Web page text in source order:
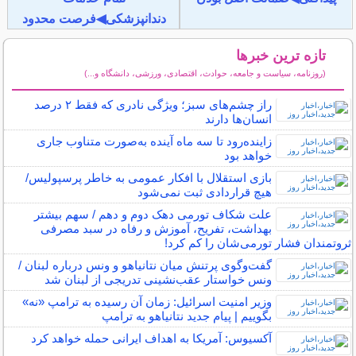
دندانپزشکی◀فرصت محدود
تازه ترین خبرها
(روزنامه، سیاست و جامعه، حوادث، اقتصادی، ورزشی، دانشگاه و...)
راز چشم‌های سبز؛ ویژگی نادری که فقط ۲ درصد
انسان‌ها دارند
زاینده‌رود تا سه ماه آینده به‌صورت متناوب جاری
خواهد بود
بازی استقلال با افکار عمومی به خاطر پرسپولیس/
هیچ قراردادی ثبت نمی‌شود
علت شکاف تورمی دهک دوم و دهم / سهم بیشتر
بهداشت، تفریح، آموزش و رفاه در سبد مصرفی
ثروتمندان فشار تورمی‌شان را کم کرد!
گفت‌وگوی پرتنش میان نتانیاهو و ونس درباره لبنان /
ونس خواستار عقب‌نشینی تدریجی از لبنان شد
وزیر امنیت اسرائیل: زمان آن رسیده به ترامپ «نه»
بگوییم | پیام جدید نتانیاهو به ترامپ
آکسیوس: آمریکا به اهداف ایرانی حمله خواهد کرد